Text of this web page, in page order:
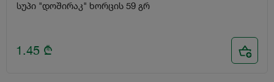
სუპი "დოშირაკ" ხორცის 59 გრ
1.45 ₾